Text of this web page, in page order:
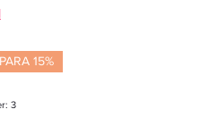
15%
3